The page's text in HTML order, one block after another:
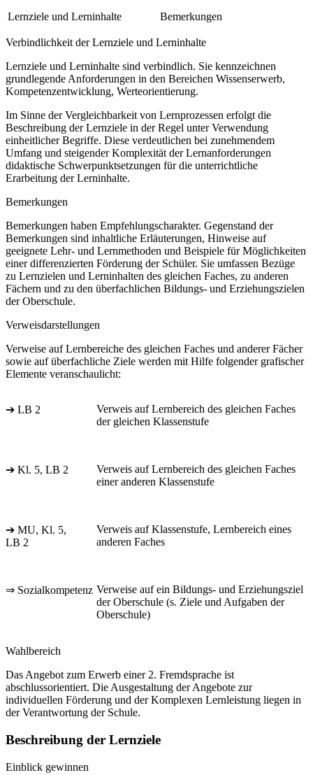
Lernziele und Lerninhalte Bemerkungen
Verbindlichkeit der Lernziele und Lerninhalte
Lernziele und Lerninhalte sind verbindlich. Sie kennzeichnen
grundlegende Anforderungen in den Bereichen Wissenserwerb,
Kompetenzentwicklung, Werteorientierung.
Im Sinne der Vergleichbarkeit von Lernprozessen erfolgt die
Beschreibung der Lernziele in der Regel unter Verwendung
einheitlicher Begriffe. Diese verdeutlichen bei zunehmendem
Umfang und steigender Komplexität der Lernanforderungen
didaktische Schwerpunktsetzungen für die unterrichtliche
Erarbeitung der Lerninhalte.
Bemerkungen
Bemerkungen haben Empfehlungscharakter. Gegenstand der
Bemerkungen sind inhaltliche Erläuterungen, Hinweise auf
geeignete Lehr- und Lernmethoden und Beispiele für Möglichkeiten
einer differenzierten Förderung der Schüler. Sie umfassen Bezüge
zu Lernzielen und Lerninhalten des gleichen Faches, zu anderen
Fächern und zu den überfachlichen Bildungs- und Erziehungszielen
der Oberschule.
Verweisdarstellungen
Verweise auf Lernbereiche des gleichen Faches und anderer Fächer
sowie auf überfachliche Ziele werden mit Hilfe folgender grafischer
Elemente veranschaulicht:
➔ LB 2
Verweis auf Lernbereich des gleichen Faches
der gleichen Klassenstufe
➔ Kl. 5, LB 2
Verweis auf Lernbereich des gleichen Faches
einer anderen Klassenstufe
➔ MU, Kl. 5,
LB 2
Verweis auf Klassenstufe, Lernbereich eines
anderen Faches
⇒ Sozialkompetenz Verweise auf ein Bildungs- und Erziehungsziel
der Oberschule (s. Ziele und Aufgaben der
Oberschule)
Wahlbereich
Das Angebot zum Erwerb einer 2. Fremdsprache ist
abschlussorientiert. Die Ausgestaltung der Angebote zur
individuellen Förderung und der Komplexen Lernleistung liegen in
der Verantwortung der Schule.
Beschreibung der Lernziele
Einblick gewinnen